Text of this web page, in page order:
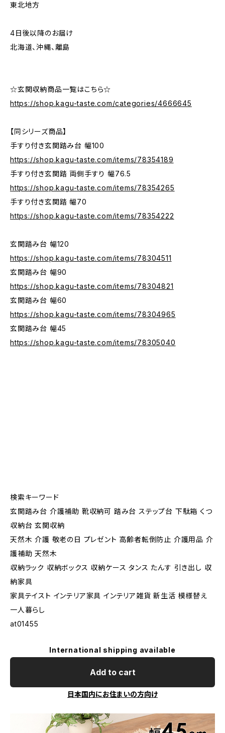
東北地方
4日後以降のお届け
北海道、沖縄、離島
☆玄関収納商品一覧はこちら☆
https://shop.kagu-taste.com/categories/4666645
【同シリーズ商品】
手すり付き玄関踏み台 幅100
https://shop.kagu-taste.com/items/78354189
手すり付き玄関踏 両側手すり 幅76.5
https://shop.kagu-taste.com/items/78354265
手すり付き玄関踏 幅70
https://shop.kagu-taste.com/items/78354222
玄関踏み台 幅120
https://shop.kagu-taste.com/items/78304511
玄関踏み台 幅90
https://shop.kagu-taste.com/items/78304821
玄関踏み台 幅60
https://shop.kagu-taste.com/items/78304965
玄関踏み台 幅45
https://shop.kagu-taste.com/items/78305040
検索キーワード
玄関踏み台 介護補助 靴収納可 踏み台 ステップ台 下駄箱 くつ
収納台 玄関収納
天然木 介護 敬老の日 プレゼント 高齢者転倒防止 介護用品 介
護補助 天然木
収納ラック 収納ボックス 収納ケース タンス たんす 引き出し 収
納家具
家具テイスト インテリア家具 インテリア雑貨 新生活 模様替え
一人暮らし
at01455
International shipping available
Add to cart
日本国内にお住まいの方向け